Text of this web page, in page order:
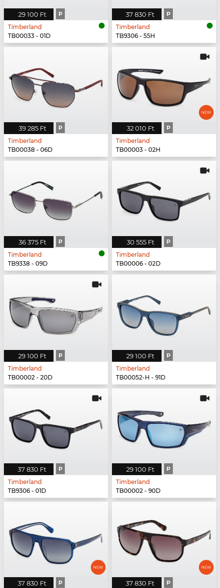
29 100 Ft P
Timberland
TB00033 - 01D
37 830 Ft P
Timberland
TB9306 - 55H
39 285 Ft P
Timberland
TB00038 - 06D
32 010 Ft P
Timberland
TB00003 - 02H
36 375 Ft P
Timberland
TB9338 - 09D
30 555 Ft P
Timberland
TB00006 - 02D
29 100 Ft P
Timberland
TB00002 - 20D
29 100 Ft P
Timberland
TB00052-H - 91D
37 830 Ft P
Timberland
TB9306 - 01D
29 100 Ft P
Timberland
TB00002 - 90D
37 830 Ft P 37 830 Ft P